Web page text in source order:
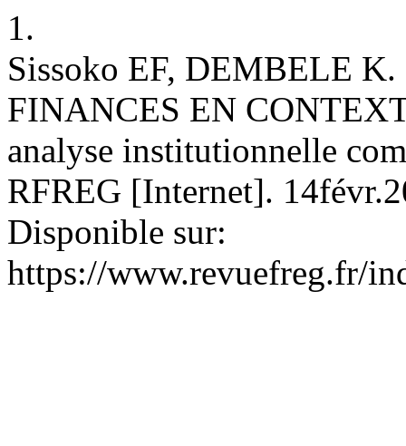
1.
Sissoko EF, DEMBELE
FINANCES EN
analyse institutionnelle
RFREG [Internet].
Disponible sur:
https://www.revuefreg.fr/